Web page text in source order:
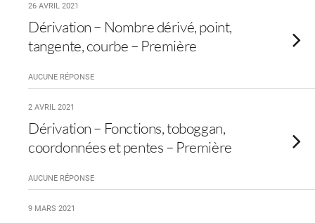
26 AVRIL 2021
Dérivation – Nombre dérivé, point,
tangente, courbe – Première
AUCUNE RÉPONSE
2 AVRIL 2021
Dérivation – Fonctions, toboggan,
coordonnées et pentes – Première
AUCUNE RÉPONSE
9 MARS 2021